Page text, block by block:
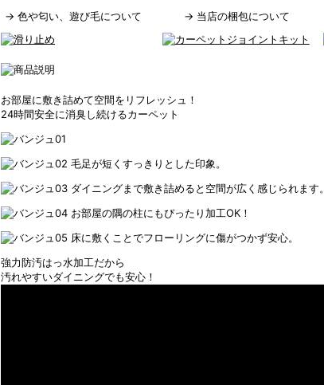
→ 色や匂い、遊び毛について → 当店の梱包について
お部屋に敷き詰めて空間をリフレッシュ！
24時間安全に消臭し続けるカーペット
毛足が短くすっきりとした印象。
ダイニングまで敷き詰めると空間が広く感じられます。
お部屋の隅の柱にもぴったり加工OK！
床に敷くことでフローリングに傷がつかず安心。
強力防汚はっ水加工だから
汚れやすいダイニングでも安心！